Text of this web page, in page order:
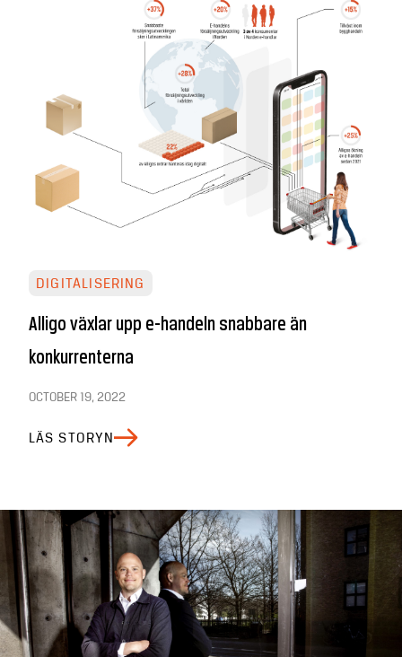
DIGITALISERING
Alligo växlar upp e-handeln snabbare än
konkurrenterna
OCTOBER 19, 2022
LÄS STORYN